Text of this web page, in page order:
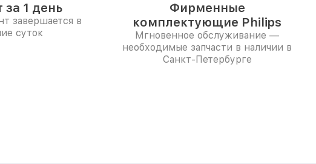
за 1 день
завершается в
суток
Фирменные
комплектующие Philips
Мгновенное обслуживание —
необходимые запчасти в наличии в
Санкт-Петербурге